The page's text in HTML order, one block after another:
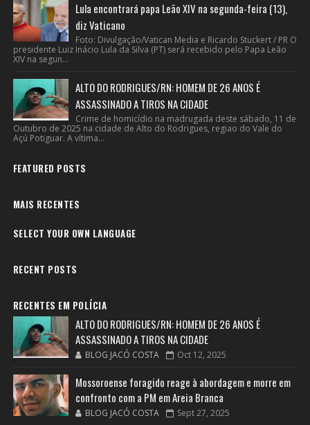
Lula encontrará papa Leão XIV na segunda-feira (13),
diz Vaticano
Foto: Divulgação/Vatican Media e Ricardo Stuckert / PR O
presidente Luiz Inácio Lula da Silva (PT) será recebido pelo Papa Leão
XIV na segun...
ALTO DO RODRIGUES/RN: HOMEM DE 26 ANOS É
ASSASSINADO A TIROS NA CIDADE
Crime de homicídio na madrugada deste sábado, 11 de
Outubro de 2025 na cidade de Alto do Rodrigues, regiao do Vale do
Açú Potiguar. A vítima...
FEATURED POSTS
MAIS RECENTES
SELECT YOUR OWN LANGUAGE
RECENT POSTS
RECENTES EM POLÍCIA
ALTO DO RODRIGUES/RN: HOMEM DE 26 ANOS É
ASSASSINADO A TIROS NA CIDADE
BLOG JACÓ COSTA Oct 12, 2025
Mossoroense foragido reage à abordagem e morre em
confronto com a PM em Areia Branca
BLOG JACÓ COSTA Sept 27, 2025